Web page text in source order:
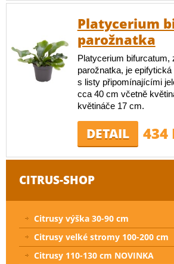
Platycerium
parožnatka
Platycerium bifurcatum,
parožnatka, je
s listy připomínajícími
cca 40 cm včetně
květináče 17 cm.
DETAIL 434
CITRUS-SHOP
Citrusy výška 30-90 cm
Citrusy velké stromy 100-200 cm
Citrusy 110-130 cm NOVINKA